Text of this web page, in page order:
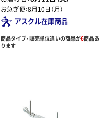
お急ぎ便：8月10日（月）
アスクル在庫商品
商品タイプ・販売単位違いの商品が6商品あ
ります